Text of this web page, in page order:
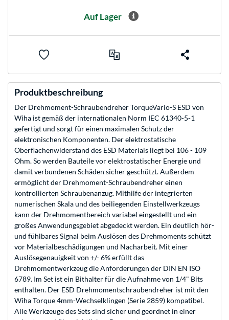
Auf Lager
Produktbeschreibung
Der Drehmoment-Schraubendreher TorqueVario-S ESD von
Wiha ist gemäß der internationalen Norm IEC 61340-5-1
gefertigt und sorgt für einen maximalen Schutz der
elektronischen Komponenten. Der elektrostatische
Oberflächenwiderstand des ESD Materials liegt bei 106 - 109
Ohm. So werden Bauteile vor elektrostatischer Energie und
damit verbundenen Schäden sicher geschützt. Außerdem
ermöglicht der Drehmoment-Schraubendreher einen
kontrollierten Schraubenanzug. Mithilfe der integrierten
numerischen Skala und des beiliegenden Einstellwerkzeugs
kann der Drehmomentbereich variabel eingestellt und ein
großes Anwendungsgebiet abgedeckt werden. Ein deutlich hör-
und fühlbares Signal beim Auslösen des Drehmoments schützt
vor Materialbeschädigungen und Nacharbeit. Mit einer
Auslösegenauigkeit von +/- 6% erfüllt das
Drehmomentwerkzeug die Anforderungen der DIN EN ISO
6789. Im Set ist ein Bithalter für die Aufnahme von 1/4" Bits
enthalten. Der ESD Drehmomentschraubendreher ist mit den
Wiha Torque 4mm-Wechselklingen (Serie 2859) kompatibel.
Alle Werkzeuge des Sets sind sicher und geordnet in einer